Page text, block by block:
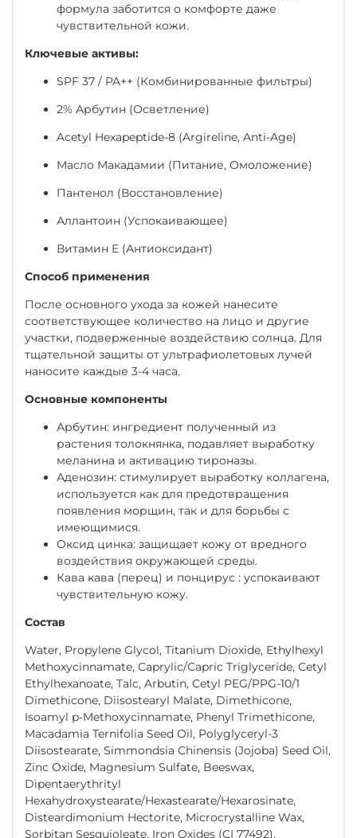
формула заботится о комфорте даже
чувствительной кожи.
Ключевые активы:
SPF 37 / PA++ (Комбинированные фильтры)
2% Арбутин (Осветление)
Acetyl Hexapeptide-8 (Argireline, Anti-Age)
Масло Макадамии (Питание, Омоложение)
Пантенол (Восстановление)
Аллантоин (Успокаивающее)
Витамин Е (Антиоксидант)
Способ применения
После основного ухода за кожей нанесите
соответствующее количество на лицо и другие
участки, подверженные воздействию солнца. Для
тщательной защиты от ультрафиолетовых лучей
наносите каждые 3-4 часа.
Основные компоненты
Арбутин: ингредиент полученный из
растения толокнянка, подавляет выработку
меланина и активацию тироназы.
Аденозин: стимулирует выработку коллагена,
используется как для предотвращения
появления морщин, так и для борьбы с
имеющимися.
Оксид цинка: защищает кожу от вредного
воздействия окружающей среды.
Кава кава (перец) и понцирус : успокаивают
чувствительную кожу.
Состав
Water, Propylene Glycol, Titanium Dioxide, Ethylhexyl
Methoxycinnamate, Caprylic/Capric Triglyceride, Cetyl
Ethylhexanoate, Talc, Arbutin, Cetyl PEG/PPG-10/1
Dimethicone, Diisostearyl Malate, Dimethicone,
Isoamyl p-Methoxycinnamate, Phenyl Trimethicone,
Macadamia Ternifolia Seed Oil, Polyglyceryl-3
Diisostearate, Simmondsia Chinensis (Jojoba) Seed Oil,
Zinc Oxide, Magnesium Sulfate, Beeswax,
Dipentaerythrityl
Hexahydroxystearate/Hexastearate/Hexarosinate,
Disteardimonium Hectorite, Microcrystalline Wax,
Sorbitan Sesquioleate, Iron Oxides (CI 77492),